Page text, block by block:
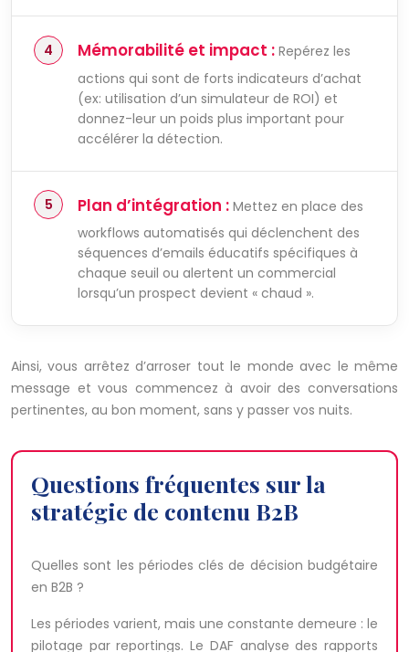
Mémorabilité et impact : Repérez les
actions qui sont de forts indicateurs d’achat
(ex: utilisation d’un simulateur de ROI) et
donnez-leur un poids plus important pour
accélérer la détection.
Plan d’intégration : Mettez en place des
workflows automatisés qui déclenchent des
séquences d’emails éducatifs spécifiques à
chaque seuil ou alertent un commercial
lorsqu’un prospect devient « chaud ».
Ainsi, vous arrêtez d’arroser tout le monde avec le même
message et vous commencez à avoir des conversations
pertinentes, au bon moment, sans y passer vos nuits.
Questions fréquentes sur la
stratégie de contenu B2B
Quelles sont les périodes clés de décision budgétaire
en B2B ?
Les périodes varient, mais une constante demeure : le
pilotage par reportings. Le DAF analyse des rapports